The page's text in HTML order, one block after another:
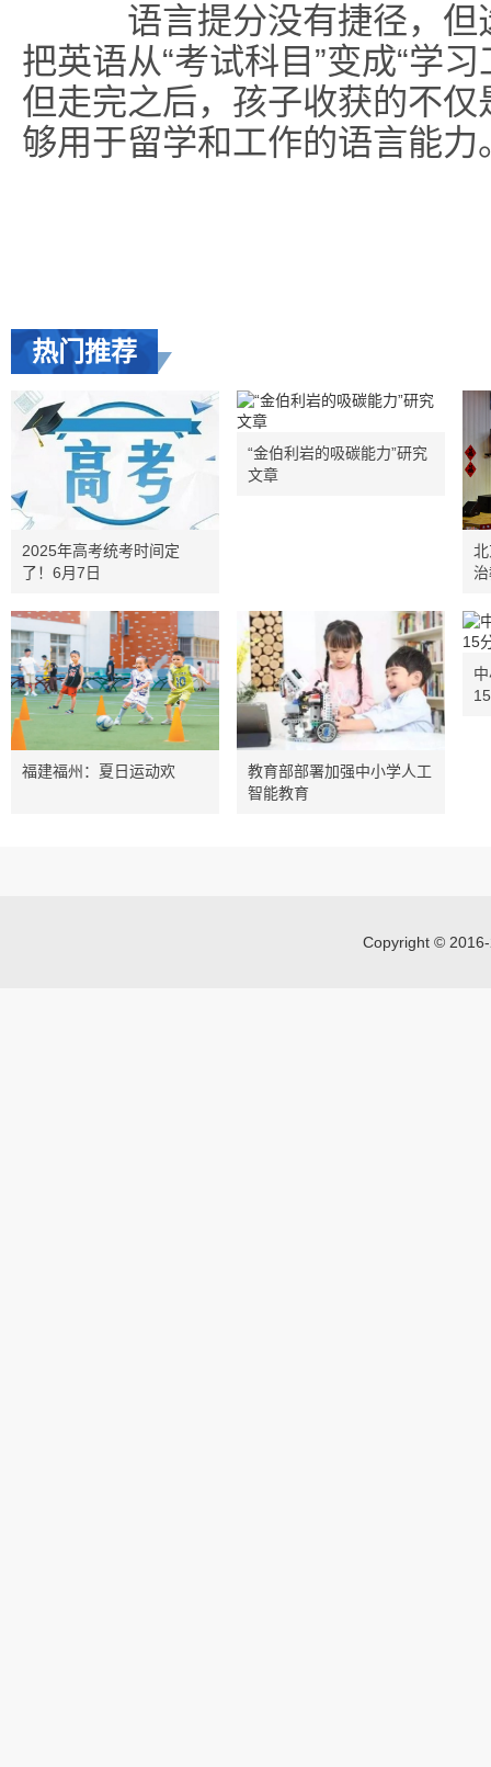
语言提分没有捷径，但
把英语从“考试科目”变成“学
但走完之后，孩子收获的不
够用于留学和工作的语言能力
热门推荐
2025年高考统考时间定
了！6月7日
“金伯利岩的吸碳能力”研究
文章
福建福州：夏日运动欢
教育部部署加强中小学人工
智能教育
Copyright ©